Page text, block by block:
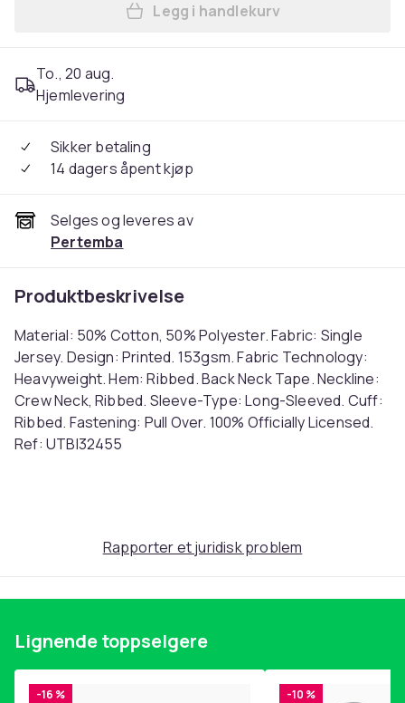
Legg Disney Womens/
Legg i handlekurv
To., 20 aug.
Hjemlevering
Sikker betaling
14 dagers åpent kjøp
Selges og leveres av
Pertemba
Produktbeskrivelse
Material: 50% Cotton, 50% Polyester. Fabric: Single
Jersey. Design: Printed. 153gsm. Fabric Technology:
Heavyweight. Hem: Ribbed. Back Neck Tape. Neckline:
Crew Neck, Ribbed. Sleeve-Type: Long-Sleeved. Cuff:
Ribbed. Fastening: Pull Over. 100% Officially Licensed.
Ref: UTBI32455
0769ef84-3ff1-4cfc-b469-b8fd6800237f
Produktsikkerhetsinformasjon
Rapporter et juridisk problem
Lignende toppselgere
-16 % -10 %